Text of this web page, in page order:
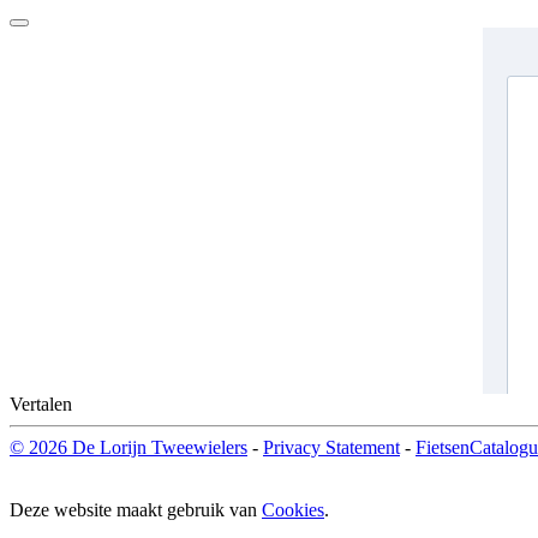
Vertalen
© 2026 De Lorijn Tweewielers - Privacy Statement -
Deze website maakt gebruik van Cookies.